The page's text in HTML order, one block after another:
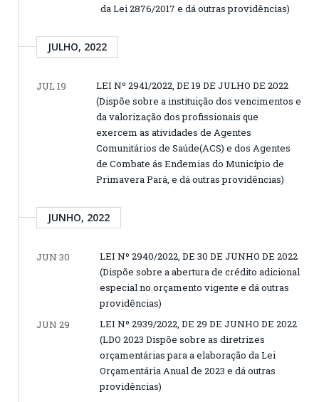
da Lei 2876/2017 e dá outras providências)
JULHO, 2022
JUL 19
LEI Nº 2941/2022, DE 19 DE JULHO DE 2022
(Dispõe sobre a instituição dos vencimentos e
da valorização dos profissionais que
exercem as atividades de Agentes
Comunitários de Saúde(ACS) e dos Agentes
de Combate ás Endemias do Município de
Primavera Pará, e dá outras providências)
JUNHO, 2022
JUN 30
LEI Nº 2940/2022, DE 30 DE JUNHO DE 2022
(Dispõe sobre a abertura de crédito adicional
especial no orçamento vigente e dá outras
providências)
JUN 29
LEI Nº 2939/2022, DE 29 DE JUNHO DE 2022
(LDO 2023 Dispõe sobre as diretrizes
orçamentárias para a elaboração da Lei
Orçamentária Anual de 2023 e dá outras
providências)